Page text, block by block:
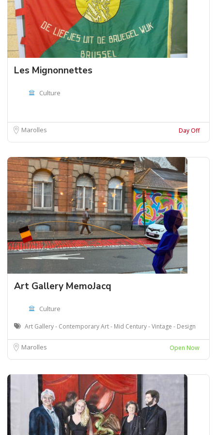
Les Mignonnettes
Culture
Marolles Day Off
Art Gallery MemoJacq
Culture
Art Gallery - Contemporary Art - Mid Century - Vintage - Design
Marolles Open Now